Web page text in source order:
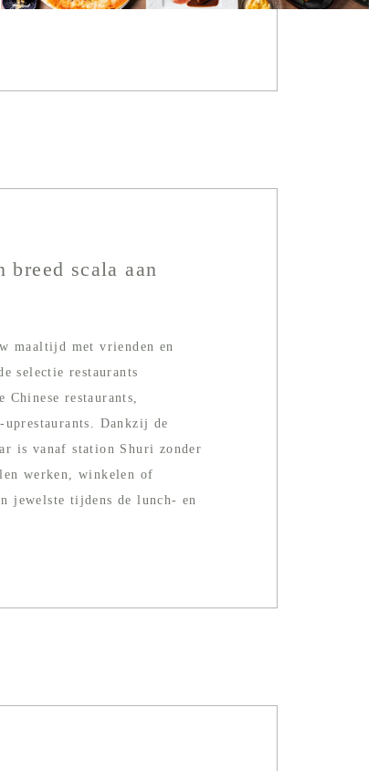
scala aan
maaltijd met vrienden en
selectie restaurants
Chinese restaurants,
Dankzij de
is vanaf station Shuri zonder
werken, winkelen of
jewelste tijdens de lunch- en